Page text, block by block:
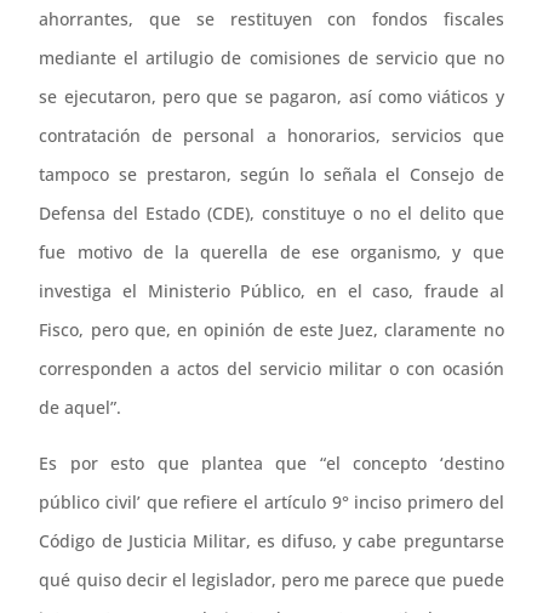
ahorrantes, que se restituyen con fondos fiscales
mediante el artilugio de comisiones de servicio que no
se ejecutaron, pero que se pagaron, así como viáticos y
contratación de personal a honorarios, servicios que
tampoco se prestaron, según lo señala el Consejo de
Defensa del Estado (CDE), constituye o no el delito que
fue motivo de la querella de ese organismo, y que
investiga el Ministerio Público, en el caso, fraude al
Fisco, pero que, en opinión de este Juez, claramente no
corresponden a actos del servicio militar o con ocasión
de aquel”.
Es por esto que plantea que “el concepto ‘destino
público civil’ que refiere el artículo 9° inciso primero del
Código de Justicia Militar, es difuso, y cabe preguntarse
qué quiso decir el legislador, pero me parece que puede